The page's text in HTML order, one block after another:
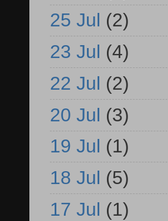
25 Jul (2)
23 Jul (4)
22 Jul (2)
20 Jul (3)
19 Jul (1)
18 Jul (5)
17 Jul (1)